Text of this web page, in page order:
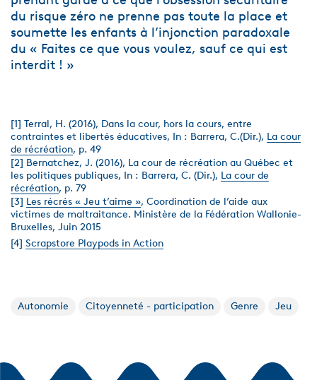
du risque zéro ne prenne pas toute la place et
soumette les enfants à l’injonction paradoxale
du « Faites ce que vous voulez, sauf ce qui est
interdit ! »
[1] Terral, H. (2016), Dans la cour, hors la cours, entre
contraintes et libertés éducatives, In : Barrera, C.(Dir.), La cour
de récréation, p. 49
[2] Bernatchez, J. (2016), La cour de récréation au Québec et
les politiques publiques, In : Barrera, C. (Dir.), La cour de
récréation, p. 79
[3] Les récrés « Jeu t’aime », Coordination de l’aide aux
victimes de maltraitance. Ministère de la Fédération Wallonie-
Bruxelles, Juin 2015
[4] Scrapstore Playpods in Action
Autonomie Citoyenneté - participation Genre Jeu